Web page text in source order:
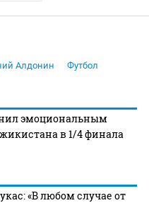
Алдонин
Футбол
эмоциональным
в 1/4 финала
«В любом случае от